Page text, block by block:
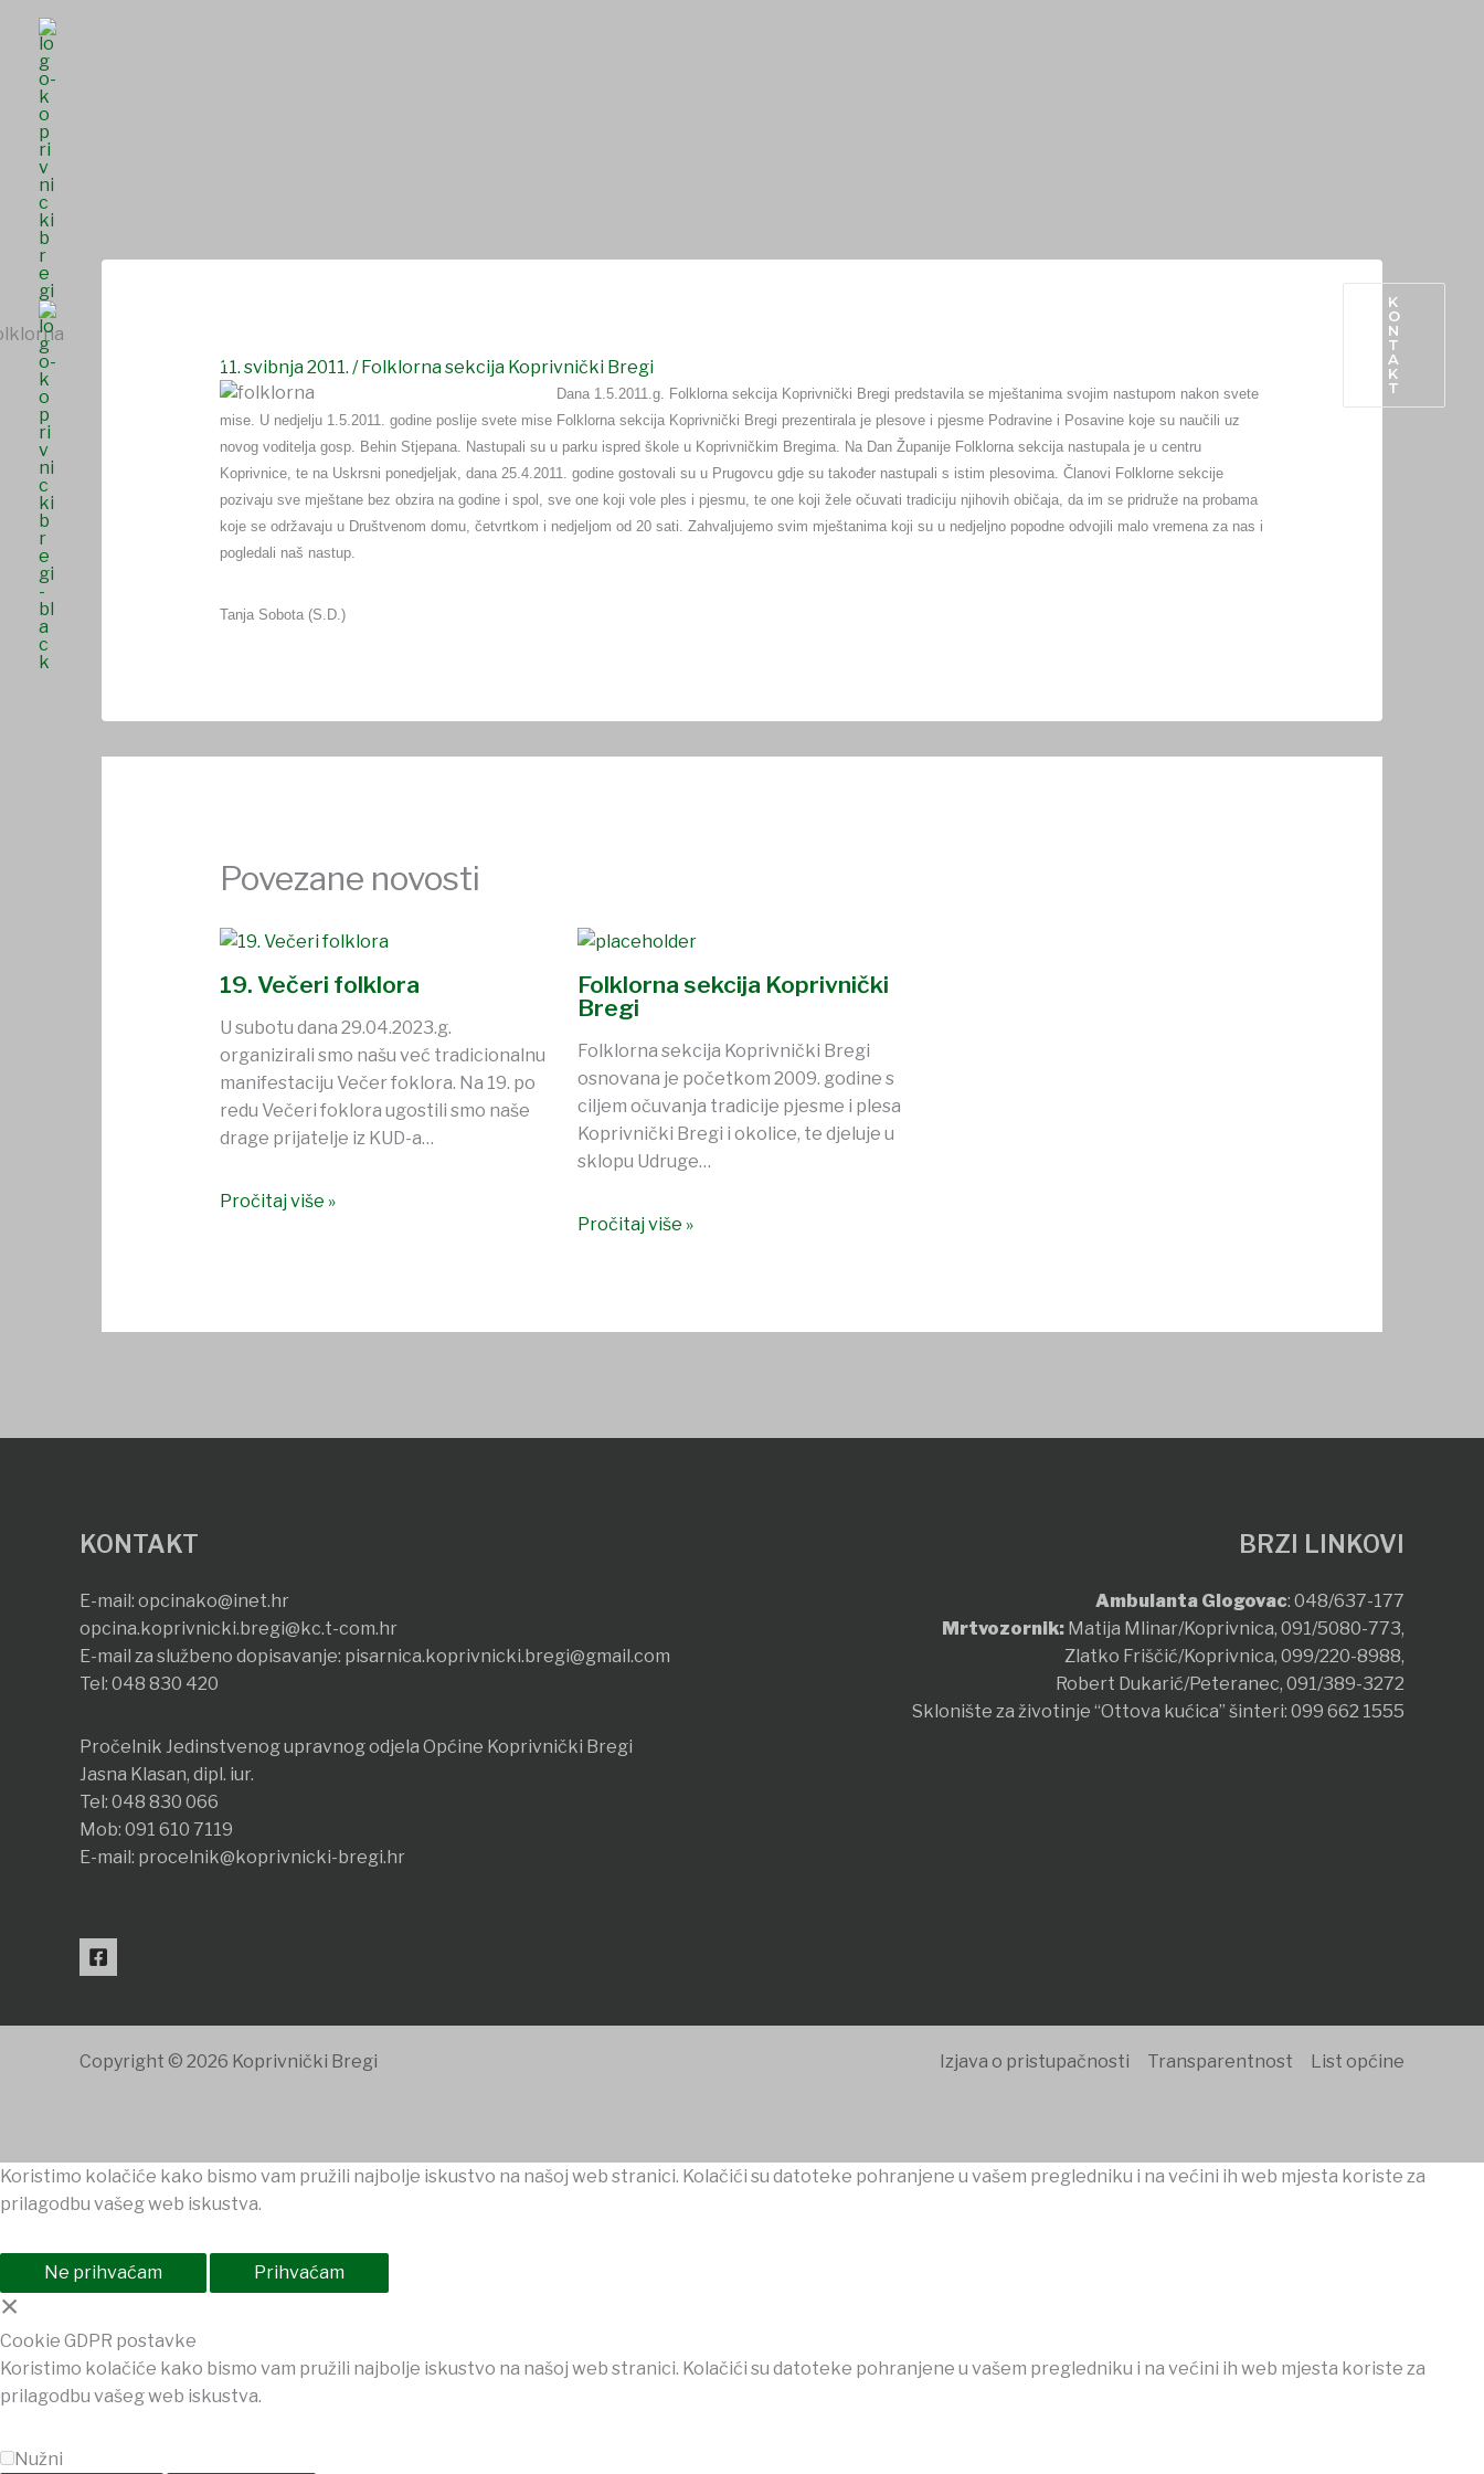
content
SAVJET MLADIH
K
O
N
T
A
K
T
11. svibnja 2011. /Folklorna sekcija Koprivnički Bregi
Dana 1.5.2011.g. Folklorna sekcija Koprivnički Bregi predstavila se mještanima svojim nastupom nakon svete
mise. U nedjelju 1.5.2011. godine poslije svete mise Folklorna sekcija Koprivnički Bregi prezentirala je plesove i pjesme Podravine i Posavine koje su naučili uz
novog voditelja gosp. Behin Stjepana. Nastupali su u parku ispred škole u Koprivničkim Bregima. Na Dan Županije Folklorna sekcija nastupala je u centru
Koprivnice, te na Uskrsni ponedjeljak, dana 25.4.2011. godine gostovali su u Prugovcu gdje su također nastupali s istim plesovima. Članovi Folklorne sekcije
pozivaju sve mještane bez obzira na godine i spol, sve one koji vole ples i pjesmu, te one koji žele očuvati tradiciju njihovih običaja, da im se pridruže na probama
koje se održavaju u Društvenom domu, četvrtkom i nedjeljom od 20 sati. Zahvaljujemo svim mještanima koji su u nedjeljno popodne odvojili malo vremena za nas i
pogledali naš nastup.
Tanja Sobota (S.D.)
Povezane novosti
19. Večeri folklora
U subotu dana 29.04.2023.g.
organizirali smo našu već tradicionalnu
manifestaciju Večer foklora. Na 19. po
redu Večeri foklora ugostili smo naše
drage prijatelje iz KUD-a…
Pročitaj više »
Folklorna sekcija Koprivnički
Bregi
Folklorna sekcija Koprivnički Bregi
osnovana je početkom 2009. godine s
ciljem očuvanja tradicije pjesme i plesa
Koprivnički Bregi i okolice, te djeluje u
sklopu Udruge…
Pročitaj više »
KONTAKT
E-mail: opcinako@inet.hr
opcina.koprivnicki.bregi@kc.t-com.hr
E-mail za službeno dopisavanje: pisarnica.koprivnicki.bregi@gmail.com
Tel: 048 830 420
Pročelnik Jedinstvenog upravnog odjela Općine Koprivnički Bregi
Jasna Klasan, dipl. iur.
Tel: 048 830 066
Mob: 091 610 7119
E-mail: procelnik@koprivnicki-bregi.hr
BRZI LINKOVI
Ambulanta Glogovac: 048/637-177
Mrtvozornik: Matija Mlinar/Koprivnica, 091/5080-773,
Zlatko Friščić/Koprivnica, 099/220-8988,
Robert Dukarić/Peteranec, 091/389-3272
Sklonište za životinje “Ottova kućica” šinteri: 099 662 1555
Copyright © 2026 Koprivnički Bregi Izjava o pristupačnosti Transparentnost List općine
Koristimo kolačiće kako bismo vam pružili najbolje iskustvo na našoj web stranici. Kolačići su datoteke pohranjene u vašem pregledniku i na većini ih web mjesta koriste za
prilagodbu vašeg web iskustva.
Ne prihvaćam Prihvaćam
×
Cookie GDPR postavke
Koristimo kolačiće kako bismo vam pružili najbolje iskustvo na našoj web stranici. Kolačići su datoteke pohranjene u vašem pregledniku i na većini ih web mjesta koriste za
prilagodbu vašeg web iskustva.
Nužni